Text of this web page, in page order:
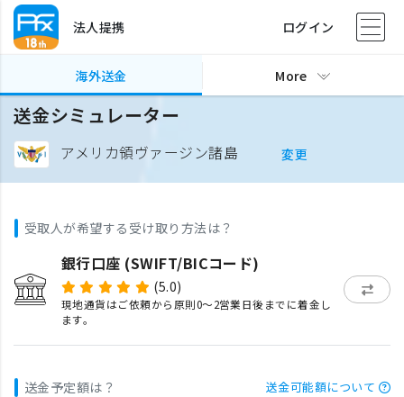
法人提携 ログイン
海外送金 More
送金シミュレーター
アメリカ領ヴァージン諸島 変更
受取人が希望する受け取り方法は？
銀行口座 (SWIFT/BICコード)
(5.0)
現地通貨はご依頼から原則0〜2営業日後までに着金し
ます。
送金予定額は？ 送金可能額について